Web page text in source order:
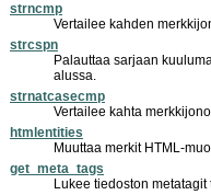
strncmp
Vertailee kahden
strcspn
Palauttaa sarjaan
alussa.
strnatcasecmp
Vertailee kahta
htmlentities
Muuttaa merkit HTML-
get_meta_tags
Lukee tiedoston metatagit